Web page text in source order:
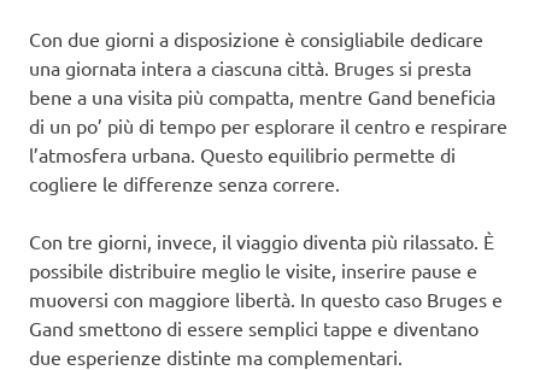
Con due giorni a disposizione è consigliabile dedicare
una giornata intera a ciascuna città. Bruges si presta
bene a una visita più compatta, mentre Gand beneficia
di un po’ più di tempo per esplorare il centro e respirare
l’atmosfera urbana. Questo equilibrio permette di
cogliere le differenze senza correre.
Con tre giorni, invece, il viaggio diventa più rilassato. È
possibile distribuire meglio le visite, inserire pause e
muoversi con maggiore libertà. In questo caso Bruges e
Gand smettono di essere semplici tappe e diventano
due esperienze distinte ma complementari.